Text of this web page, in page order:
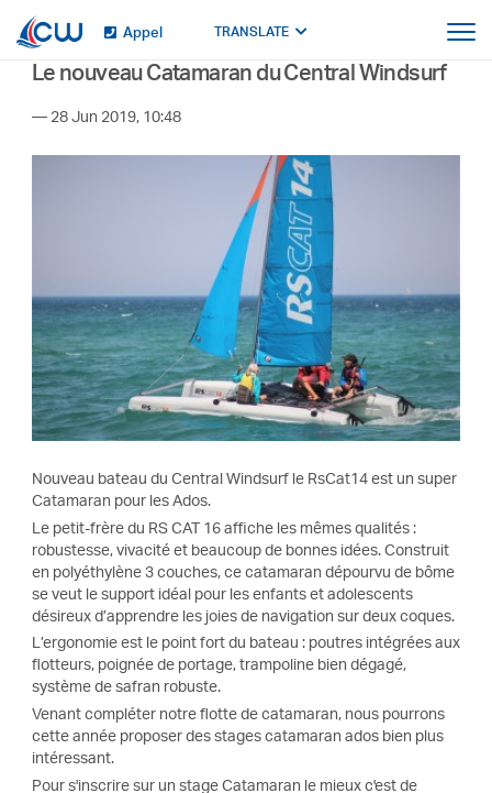
Appel
Le nouveau Catamaran du Central Windsurf
— 28 Jun 2019, 10:48
Nouveau bateau du Central Windsurf le RsCat14 est un super
Catamaran pour les Ados.
Le petit-frère du RS CAT 16 affiche les mêmes qualités :
robustesse, vivacité et beaucoup de bonnes idées. Construit
en polyéthylène 3 couches, ce catamaran dépourvu de bôme
se veut le support idéal pour les enfants et adolescents
désireux d’apprendre les joies de navigation sur deux coques.
L’ergonomie est le point fort du bateau : poutres intégrées aux
flotteurs, poignée de portage, trampoline bien dégagé,
système de safran robuste.
Venant compléter notre flotte de catamaran, nous pourrons
cette année proposer des stages catamaran ados bien plus
intéressant.
Pour s'inscrire sur un stage Catamaran le mieux c'est de
TRANSLATE